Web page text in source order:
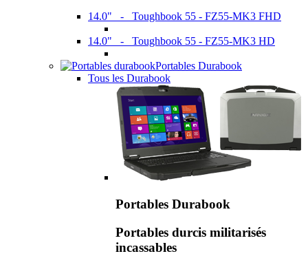
14.0" - Toughbook 55 - FZ55-MK3 FHD
14.0" - Toughbook 55 - FZ55-MK3 HD
Portables Durabook
Tous les Durabook
Portables Durabook
Portables durcis militarisés
incassables